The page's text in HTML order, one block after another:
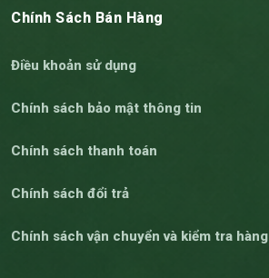
Chính Sách Bán Hàng
Điều khoản sử dụng
Chính sách bảo mật thông tin
Chính sách thanh toán
Chính sách đổi trả
Chính sách vận chuyển và kiểm tra hàng